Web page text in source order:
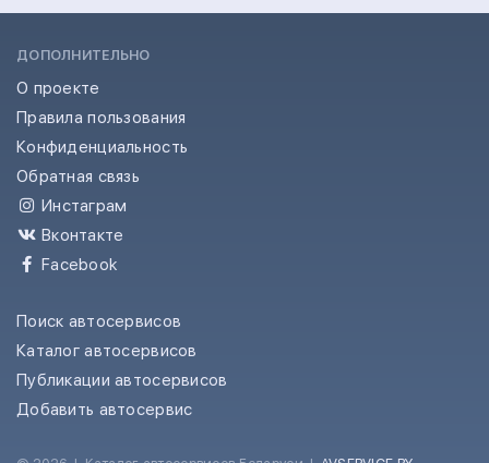
ДОПОЛНИТЕЛЬНО
О проекте
Правила пользования
Конфиденциальность
Обратная связь
Инстаграм
Вконтакте
Facebook
Поиск автосервисов
Каталог автосервисов
Публикации автосервисов
Добавить автосервис